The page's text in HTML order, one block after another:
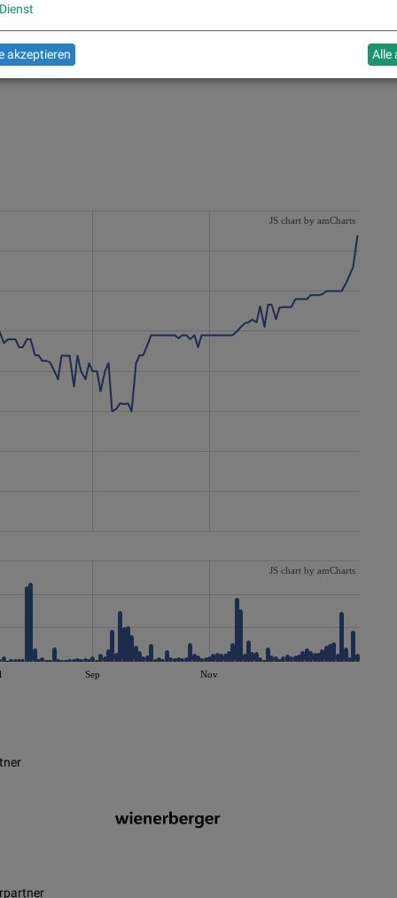
JS chart by amCharts
Sep Nov
JS chart by amCharts
Dienst
akzeptieren Alle